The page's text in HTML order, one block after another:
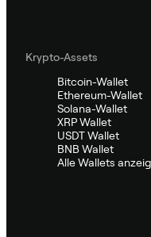
Krypto-Assets
Bitcoin-Wallet
Ethereum-Wallet
Solana-Wallet
XRP Wallet
USDT Wallet
BNB Wallet
Alle Wallets